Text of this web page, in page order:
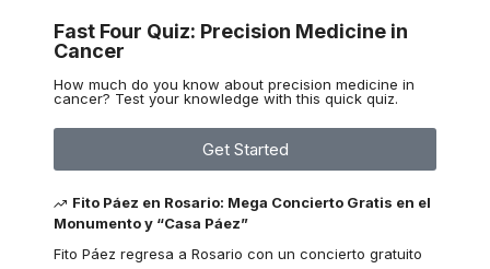
Fast Four Quiz: Precision Medicine in
Cancer
How much do you know about precision medicine in
cancer? Test your knowledge with this quick quiz.
Get Started
Fito Páez en Rosario: Mega Concierto Gratis en el
Monumento y “Casa Páez”
Fito Páez regresa a Rosario con un concierto gratuito